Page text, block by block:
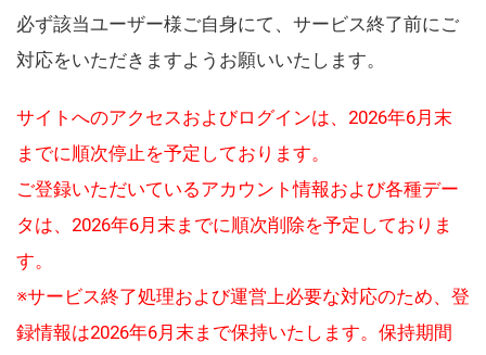
必ず該当ユーザー様ご自身にて、サービス終了前にご
対応をいただきますようお願いいたします。
サイトへのアクセスおよびログインは、2026年6月末
までに順次停止を予定しております。
ご登録いただいているアカウント情報および各種デー
タは、2026年6月末までに順次削除を予定しておりま
す。
※サービス終了処理および運営上必要な対応のため、登
録情報は2026年6月末まで保持いたします。保持期間